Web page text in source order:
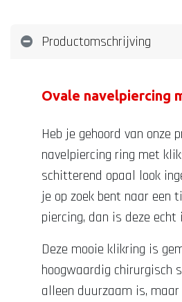
Productomschrijving
Ovale navelpiercing
Heb je gehoord van onze
navelpiercing ring met
schitterend opaal look
je op zoek bent naar een
piercing, dan is deze echt
Deze mooie klikring is
hoogwaardig chirurgisch
alleen duurzaam is,